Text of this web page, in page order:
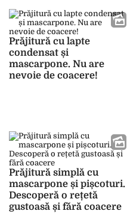
Prăjitură cu lapte
condensat și
mascarpone. Nu are
nevoie de coacere!
Prăjitură simplă cu
mascarpone și pișcoturi.
Descoperă o rețetă
gustoasă și fără coacere